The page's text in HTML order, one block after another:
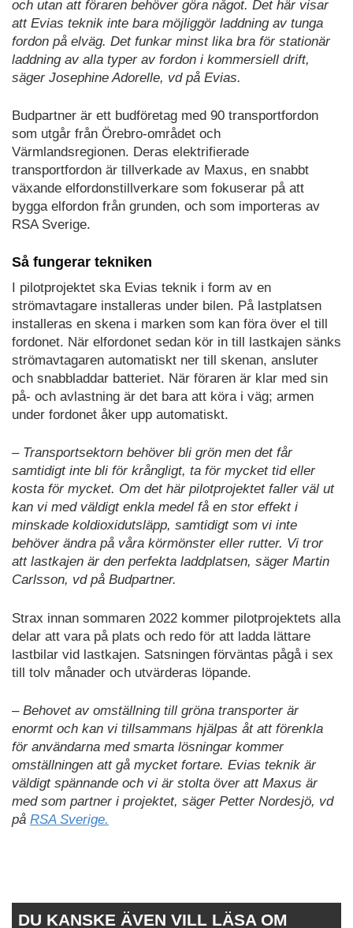
och utan att föraren behöver göra något. Det här visar
att Evias teknik inte bara möjliggör laddning av tunga
fordon på elväg. Det funkar minst lika bra för stationär
laddning av alla typer av fordon i kommersiell drift,
säger Josephine Adorelle, vd på Evias.
Budpartner är ett budföretag med 90 transportfordon
som utgår från Örebro-området och
Värmlandsregionen. Deras elektrifierade
transportfordon är tillverkade av Maxus, en snabbt
växande elfordonstillverkare som fokuserar på att
bygga elfordon från grunden, och som importeras av
RSA Sverige.
Så fungerar tekniken
I pilotprojektet ska Evias teknik i form av en
strömavtagare installeras under bilen. På lastplatsen
installeras en skena i marken som kan föra över el till
fordonet. När elfordonet sedan kör in till lastkajen sänks
strömavtagaren automatiskt ner till skenan, ansluter
och snabbladdar batteriet. När föraren är klar med sin
på- och avlastning är det bara att köra i väg; armen
under fordonet åker upp automatiskt.
– Transportsektorn behöver bli grön men det får
samtidigt inte bli för krångligt, ta för mycket tid eller
kosta för mycket. Om det här pilotprojektet faller väl ut
kan vi med väldigt enkla medel få en stor effekt i
minskade koldioxidutsläpp, samtidigt som vi inte
behöver ändra på våra körmönster eller rutter. Vi tror
att lastkajen är den perfekta laddplatsen, säger Martin
Carlsson, vd på Budpartner.
Strax innan sommaren 2022 kommer pilotprojektets alla
delar att vara på plats och redo för att ladda lättare
lastbilar vid lastkajen. Satsningen förväntas pågå i sex
till tolv månader och utvärderas löpande.
– Behovet av omställning till gröna transporter är
enormt och kan vi tillsammans hjälpas åt att förenkla
för användarna med smarta lösningar kommer
omställningen att gå mycket fortare. Evias teknik är
väldigt spännande och vi är stolta över att Maxus är
med som partner i projektet, säger Petter Nordesjö, vd
på RSA Sverige.
DU KANSKE ÄVEN VILL LÄSA OM